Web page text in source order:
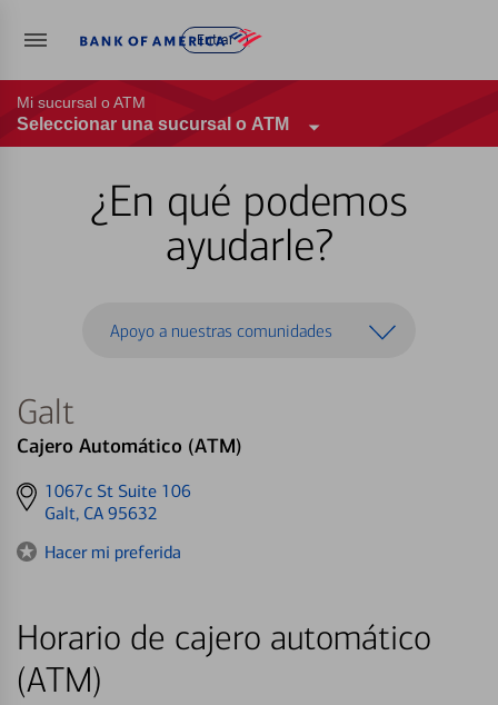
Entrar
Mi sucursal o ATM
Seleccionar una sucursal o ATM
¿En qué podemos
ayudarle?
Apoyo a nuestras comunidades
Galt
Cajero Automático (ATM)
Get
directions
1067c St Suite 106
Galt, CA 95632
Hacer mi preferida
Horario de cajero automático
(ATM)